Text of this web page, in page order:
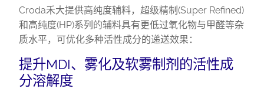
Croda禾大提供高纯度辅料，超级精制(Super Refined)
和高纯度(HP)系列的辅料具有更低过氧化物与甲醛等杂
质水平，可优化多种活性成分的递送效果：
提升MDI、雾化及软雾制剂的活性成
分溶解度